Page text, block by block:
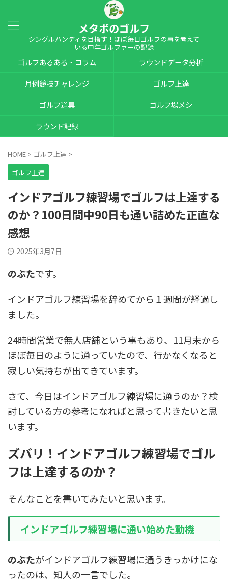
メタボのゴルフ
シングルハンディを目指す！ほぼ毎日ゴルフの事を考えて
いる中年ゴルファーの記録
ゴルフあるある・コラム
ラウンドデータ分析
月例競技チャレンジ
ゴルフ上達
ゴルフ道具
ゴルフ場メシ
ラウンド記録
HOME > ゴルフ上達 >
ゴルフ上達
インドアゴルフ練習場でゴルフは上達する
のか？100日間中90日も通い詰めた正直な
感想
2025年3月7日
のぶたです。
インドアゴルフ練習場を辞めてから１週間が経過し
ました。
24時間営業で無人店舗という事もあり、11月末から
ほぼ毎日のように通っていたので、行かなくなると
寂しい気持ちが出てきています。
さて、今日はインドアゴルフ練習場に通うのか？検
討している方の参考になればと思って書きたいと思
います。
ズバリ！インドアゴルフ練習場でゴル
フは上達するのか？
そんなことを書いてみたいと思います。
インドアゴルフ練習場に通い始めた動機
のぶたがインドアゴルフ練習場に通うきっかけにな
ったのは、知人の一言でした。